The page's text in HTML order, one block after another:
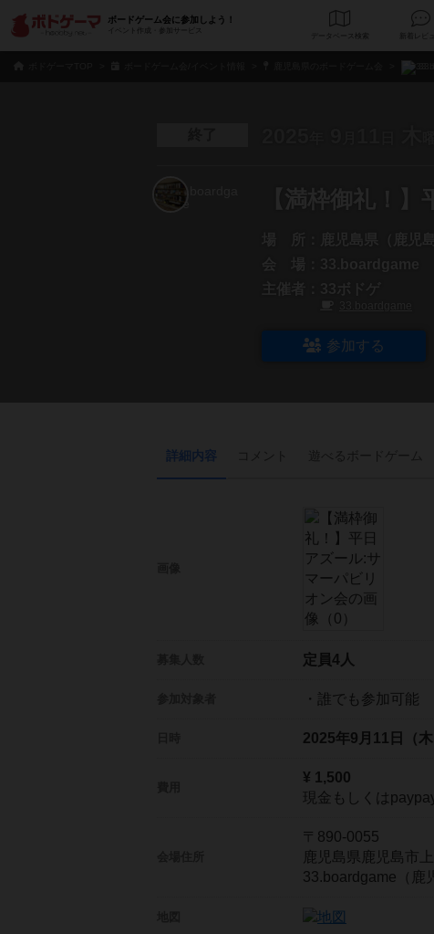
ボードゲーム会に参加しよう！
イベント作成・参加サービス
データベース
【満枠御礼！
場 所：
鹿児島県（鹿児
会 場：
33.boardgame
主催者：
参加する
詳細内容
定員4人
・誰でも参加可能
2025年9月11日（木
¥ 1,500
現金もしくは
〒890-0055
鹿児島県鹿児島市
33.boardgame（鹿